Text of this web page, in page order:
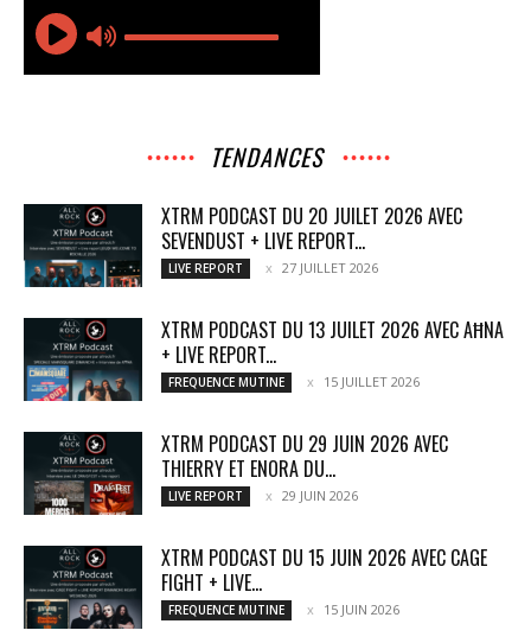
TENDANCES
XTRM PODCAST DU 20 JUILET 2026 AVEC
SEVENDUST + LIVE REPORT...
LIVE REPORT 27 JUILLET 2026
XTRM PODCAST DU 13 JUILET 2026 AVEC AĦNA
+ LIVE REPORT...
FREQUENCE MUTINE 15 JUILLET 2026
XTRM PODCAST DU 29 JUIN 2026 AVEC
THIERRY ET ENORA DU...
LIVE REPORT 29 JUIN 2026
XTRM PODCAST DU 15 JUIN 2026 AVEC CAGE
FIGHT + LIVE...
FREQUENCE MUTINE 15 JUIN 2026